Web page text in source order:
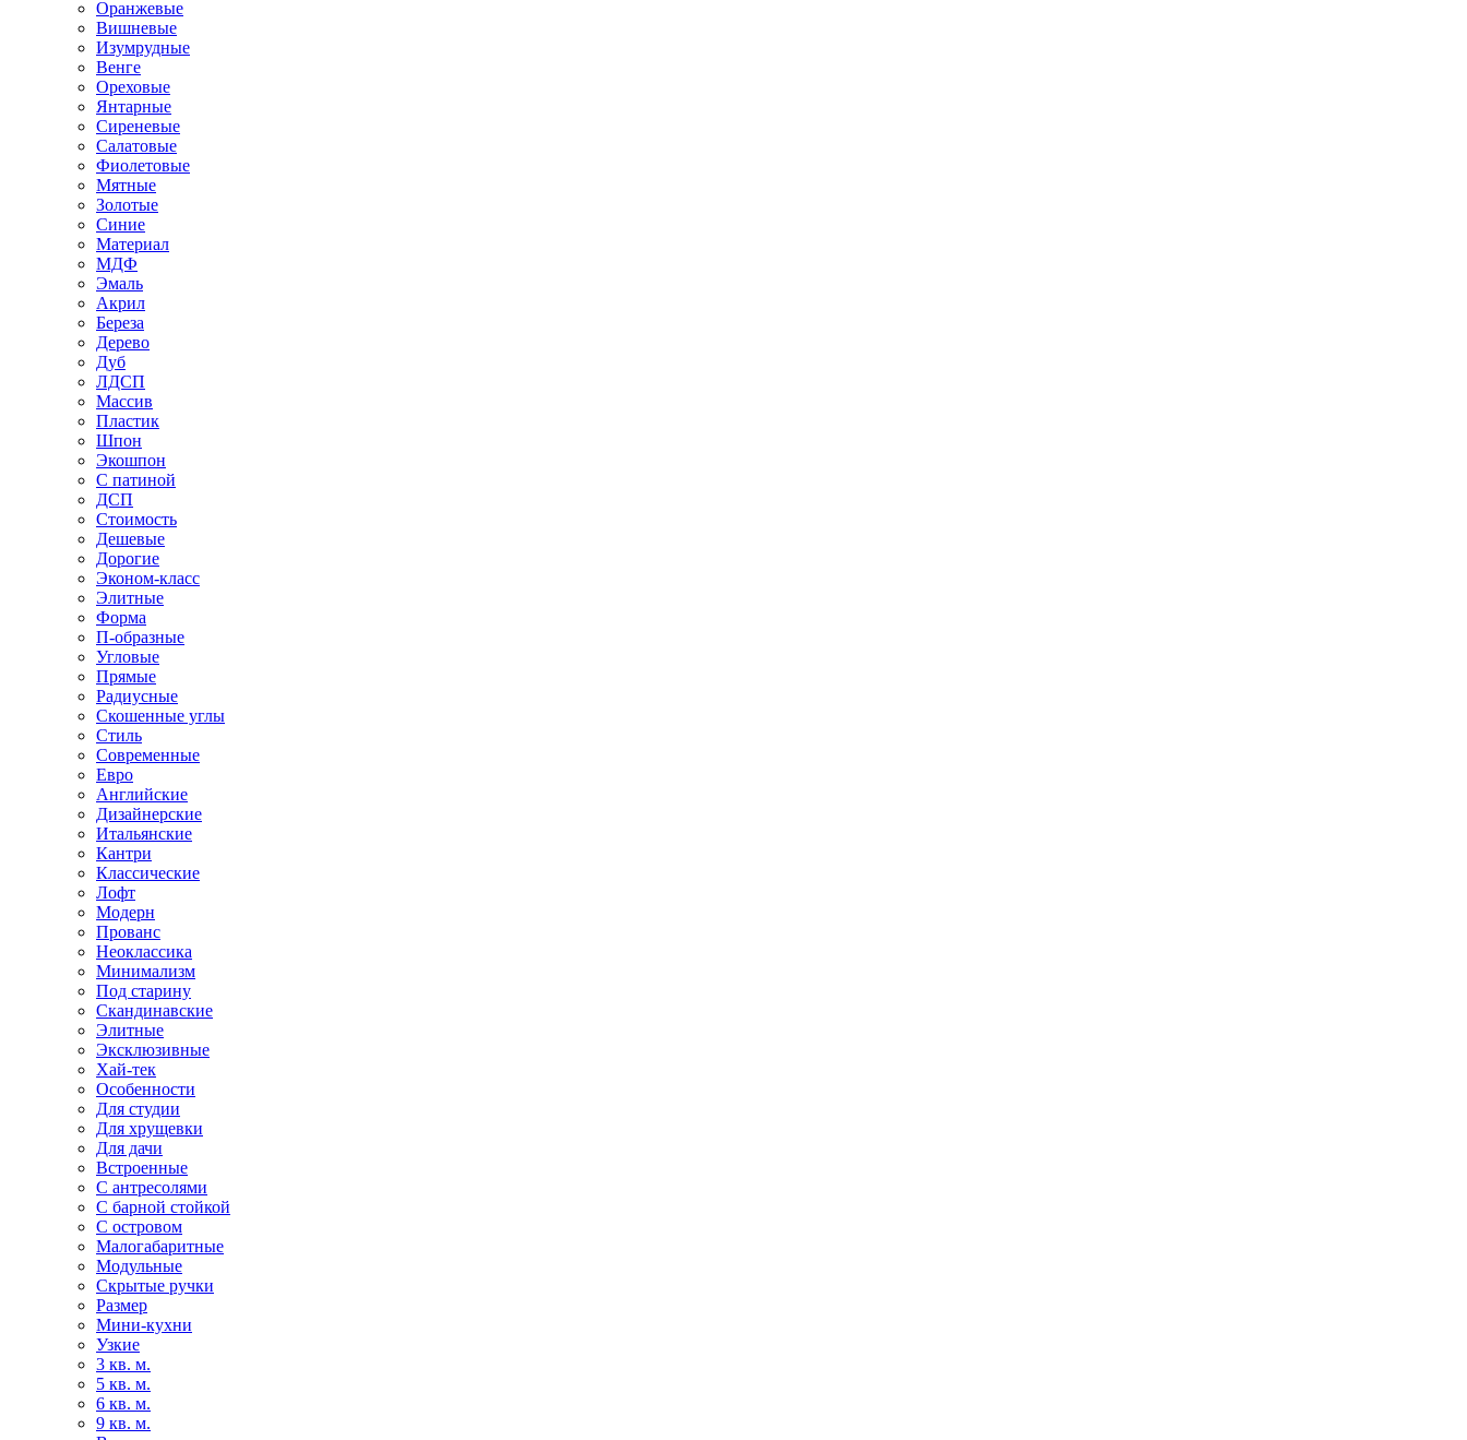
Оранжевые
Вишневые
Изумрудные
Венге
Ореховые
Янтарные
Сиреневые
Салатовые
Фиолетовые
Мятные
Золотые
Синие
Материал
МДФ
Эмаль
Акрил
Береза
Дерево
Дуб
ЛДСП
Массив
Пластик
Шпон
Экошпон
С патиной
ДСП
Стоимость
Дешевые
Дорогие
Эконом-класс
Элитные
Форма
П-образные
Угловые
Прямые
Радиусные
Скошенные углы
Стиль
Современные
Евро
Английские
Дизайнерские
Итальянские
Кантри
Классические
Лофт
Модерн
Прованс
Неоклассика
Минимализм
Под старину
Скандинавские
Элитные
Эксклюзивные
Хай-тек
Особенности
Для студии
Для хрущевки
Для дачи
Встроенные
С антресолями
С барной стойкой
С островом
Малогабаритные
Модульные
Скрытые ручки
Размер
Мини-кухни
Узкие
3 кв. м.
5 кв. м.
6 кв. м.
9 кв. м.